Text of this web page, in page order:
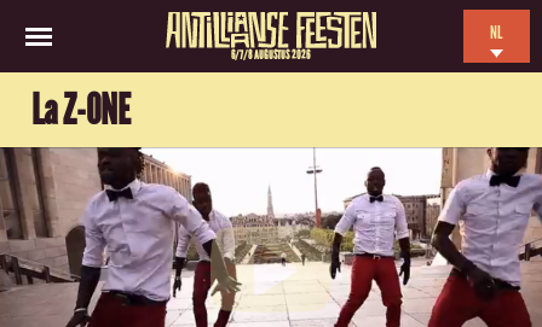
6/7/8 AUGUSTUS 2026
NL
FR
La Z-ONE